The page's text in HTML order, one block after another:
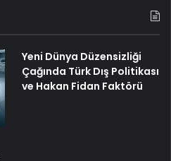
Yeni Dünya Düzensizliği
Çağında Türk Dış Politikası
ve Hakan Fidan Faktörü